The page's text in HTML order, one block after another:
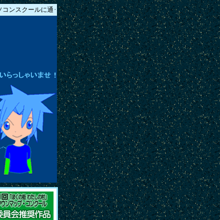
クールに通う小学3年生から中学１年生までの１４名が作成しました